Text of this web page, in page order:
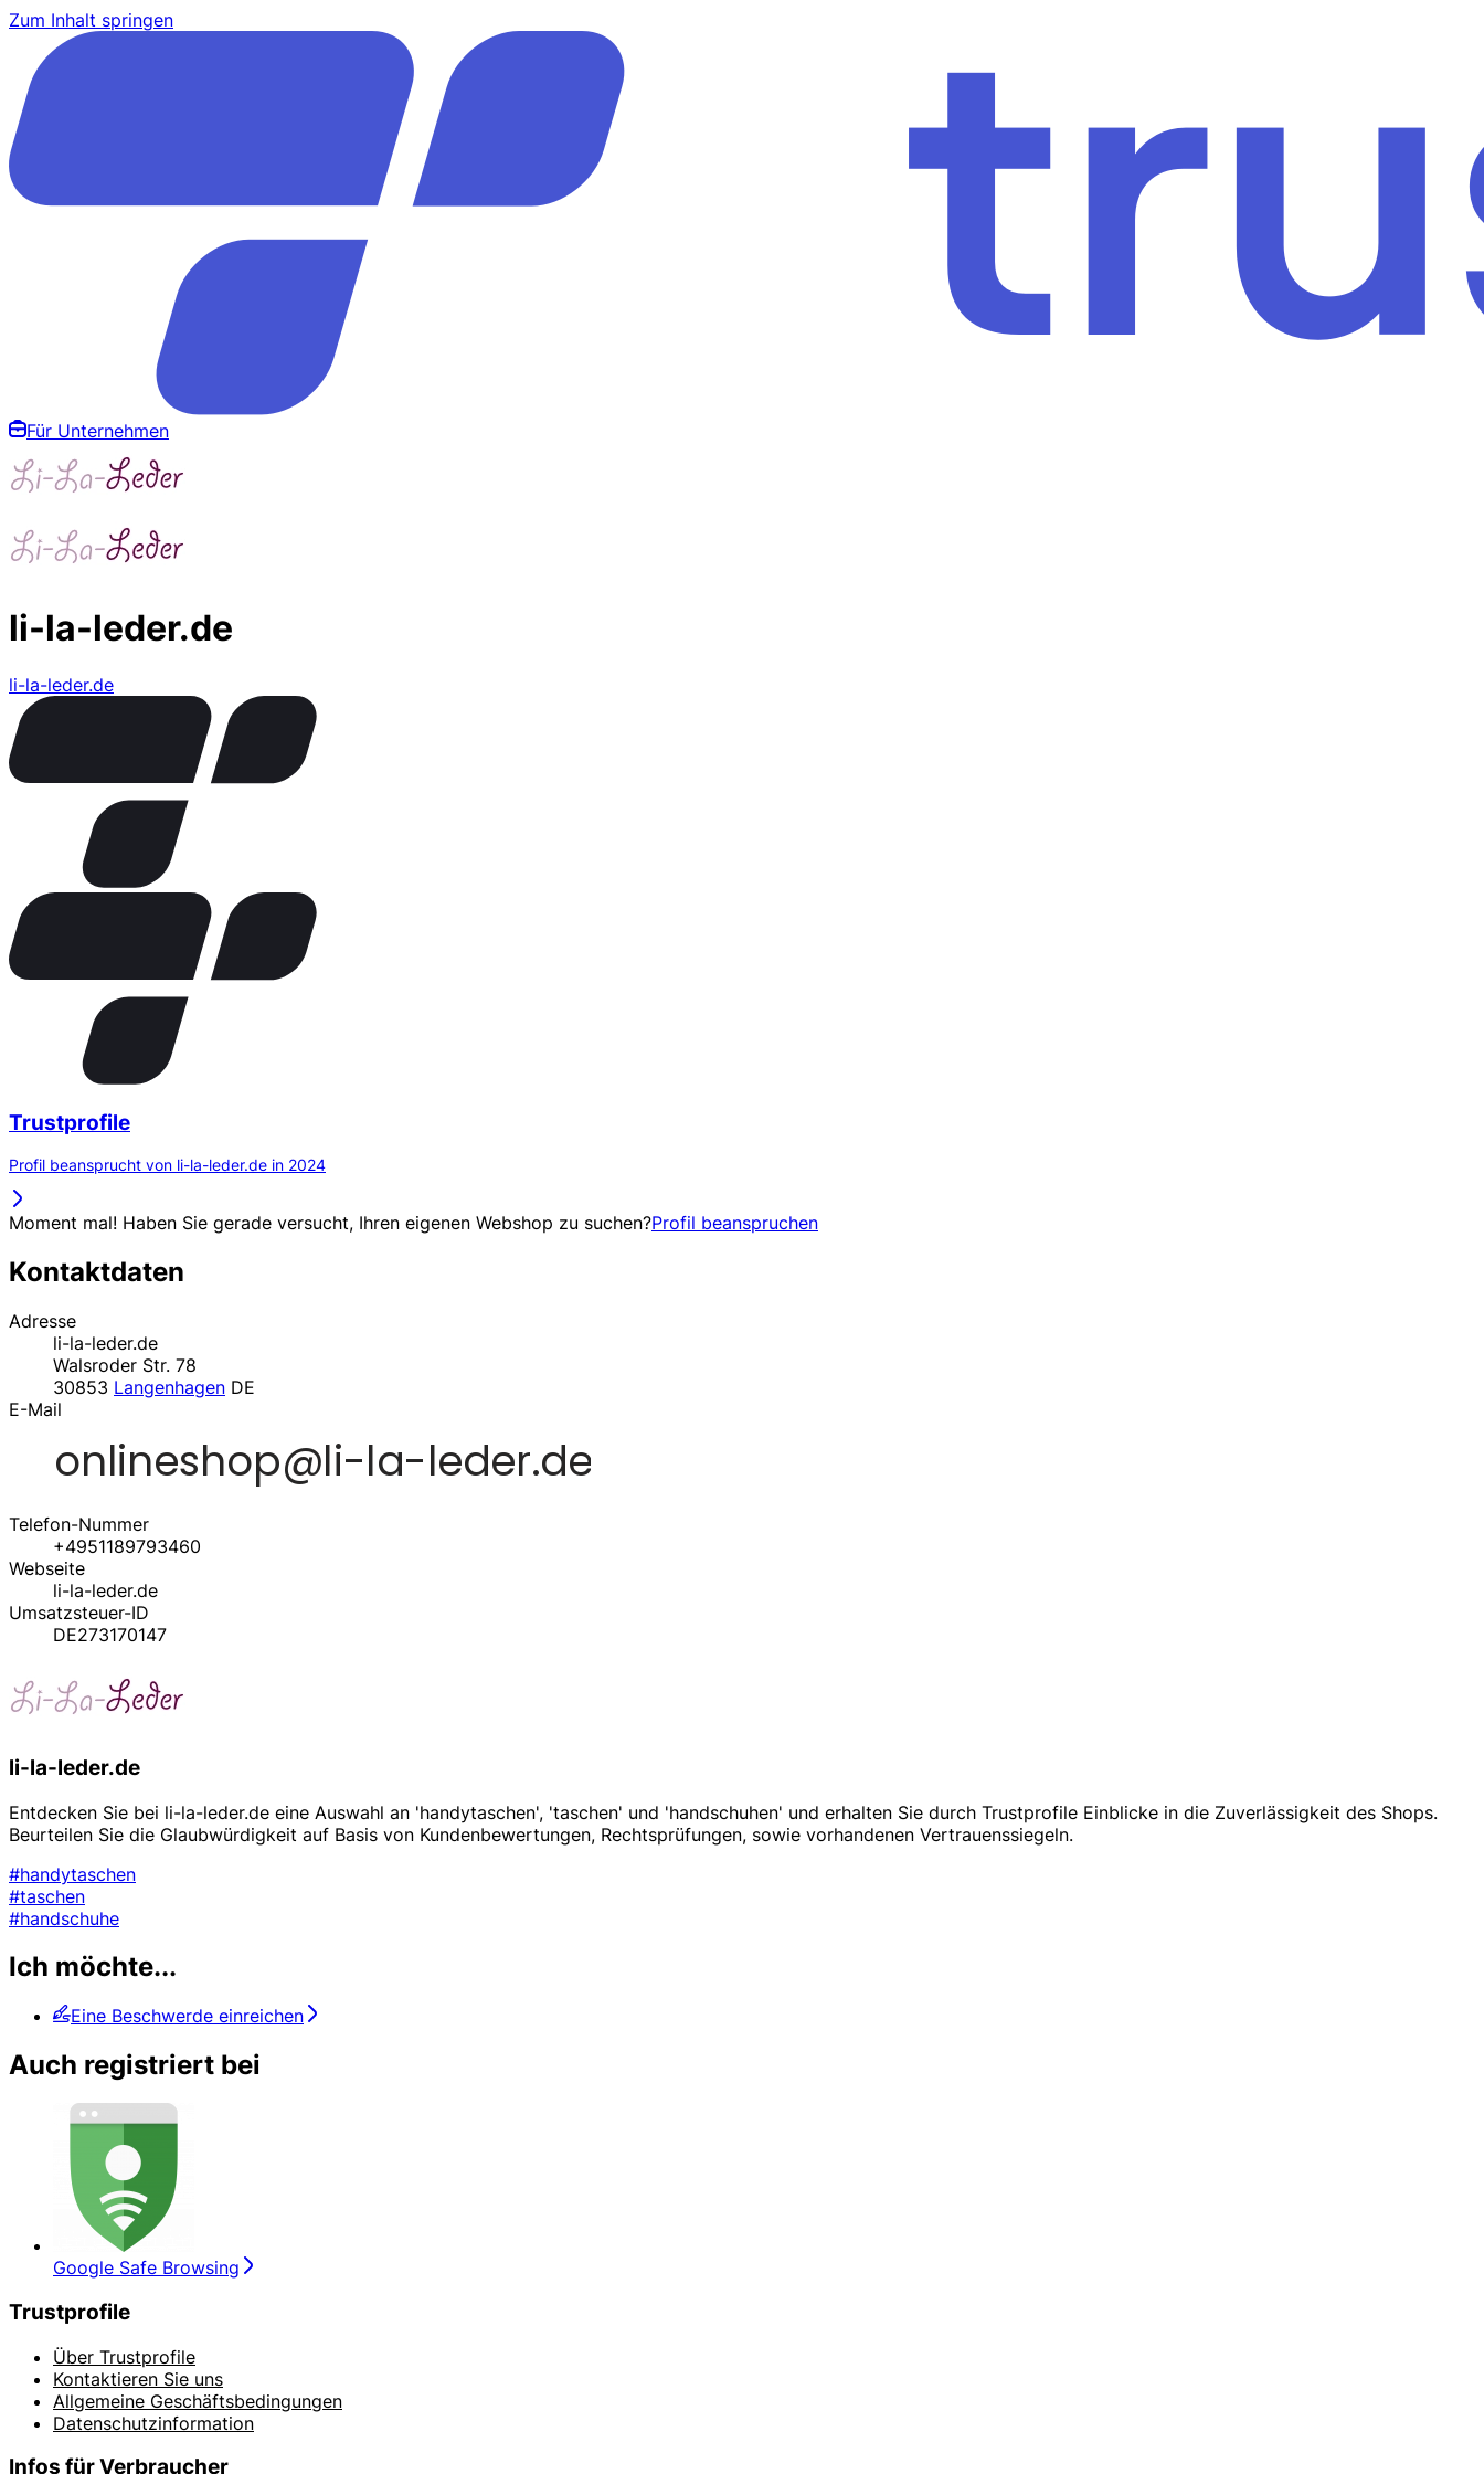
Zum Inhalt springen
Für Unternehmen
li-la-leder.de
li-la-leder.de
Trustprofile
Profil beansprucht von li-la-leder.de in 2024
Moment mal! Haben Sie gerade versucht, Ihren eigenen Webshop zu suchen?Profil beanspruchen
Kontaktdaten
Adresse
li-la-leder.de
Walsroder Str. 78
30853 Langenhagen DE
E-Mail
Telefon-Nummer
+4951189793460
Webseite
li-la-leder.de
Umsatzsteuer-ID
DE273170147
li-la-leder.de
Entdecken Sie bei li-la-leder.de eine Auswahl an 'handytaschen', 'taschen' und 'handschuhen' und erhalten Sie durch Trustprofile Einblicke in die Zuverlässigkeit des Shops.
Beurteilen Sie die Glaubwürdigkeit auf Basis von Kundenbewertungen, Rechtsprüfungen, sowie vorhandenen Vertrauenssiegeln.
#handytaschen
#taschen
#handschuhe
Ich möchte...
Eine Beschwerde einreichen
Auch registriert bei
Google Safe Browsing
Trustprofile
Über Trustprofile
Kontaktieren Sie uns
Allgemeine Geschäftsbedingungen
Datenschutzinformation
Infos für Verbraucher